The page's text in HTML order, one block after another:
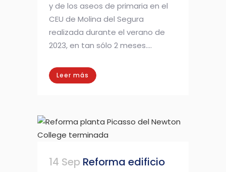
y de los aseos de primaria en el
CEU de Molina del Segura
realizada durante el verano de
2023, en tan sólo 2 meses....
Leer más
14 Sep Reforma edificio